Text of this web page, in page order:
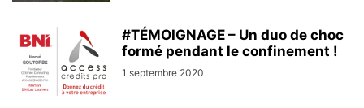
#TÉMOIGNAGE – Un duo de choc
formé pendant le confinement !
1 septembre 2020